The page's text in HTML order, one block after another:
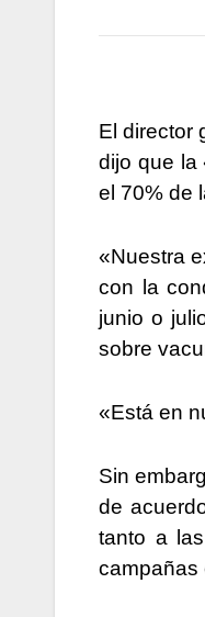
p
El director
dijo que la
el 70% de
«Nuestra
con la
junio o
sobre
«Está en
Sin
de
tanto a
campañas